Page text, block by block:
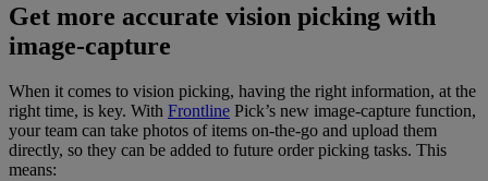
Get more accurate vision picking with
image-capture
When it comes to vision picking, having the right information, at the
right time, is key. With Frontline Pick’s new image-capture function,
your team can take photos of items on-the-go and upload them
directly, so they can be added to future order picking tasks. This
means: